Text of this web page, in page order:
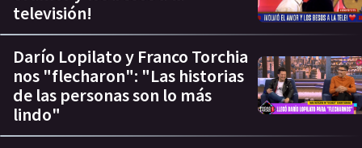
televisión!
Darío Lopilato y Franco Torchia
nos "flecharon": "Las historias
de las personas son lo más
lindo"